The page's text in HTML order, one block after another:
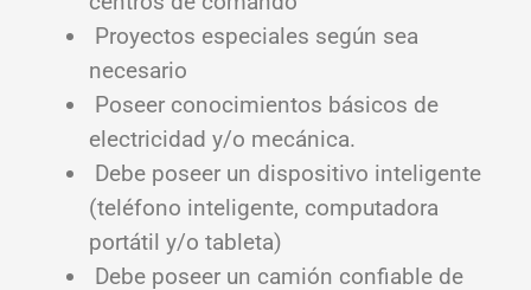
Proyectos especiales según sea
necesario
Poseer conocimientos básicos de
electricidad y/o mecánica.
Debe poseer un dispositivo inteligente
(teléfono inteligente, computadora
portátil y/o tableta)
Debe poseer un camión confiable de